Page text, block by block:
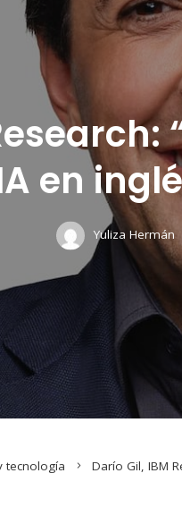
en
Yuliza Hermán
tecnología Darío Gil, IBM